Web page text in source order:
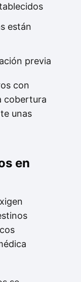
están
previa
con
cobertura
unas
en